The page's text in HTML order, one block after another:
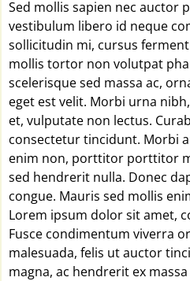
Sed mollis sapien nec auctor
vestibulum libero id neque
sollicitudin mi, cursus
mollis tortor non volutpat
scelerisque sed massa ac,
eget est velit. Morbi urna
et, vulputate non lectus.
consectetur tincidunt. Morbi
enim non, porttitor porttitor
sed hendrerit nulla. Donec
congue. Mauris sed mollis
Lorem ipsum dolor sit amet,
Fusce condimentum viverra
malesuada, felis ut auctor
magna, ac hendrerit ex